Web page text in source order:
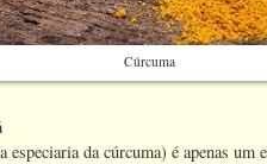
Cúrcuma
especiaria da cúrcuma) é apenas um